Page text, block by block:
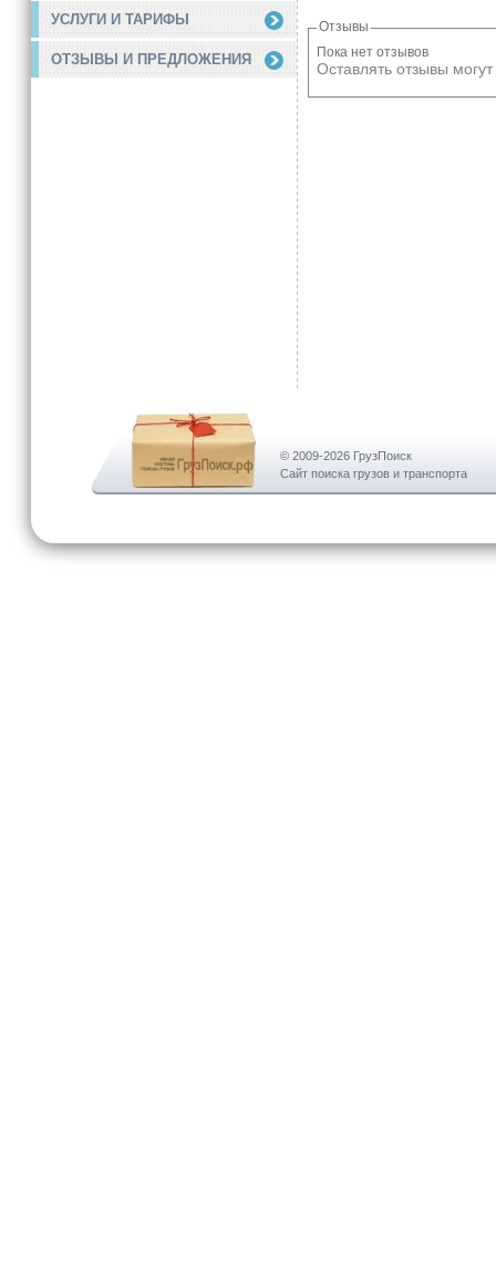
УСЛУГИ И ТАРИФЫ
ОТЗЫВЫ И ПРЕДЛОЖЕНИЯ
Отзывы
Пока нет отзывов
Оставлять отзывы
© 2009-2026 ГрузПоиск
Сайт поиска грузов и транспорта